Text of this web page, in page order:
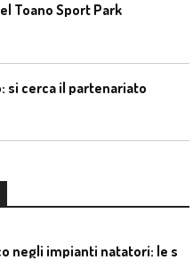
Toano Sport Park
si cerca il partenariato